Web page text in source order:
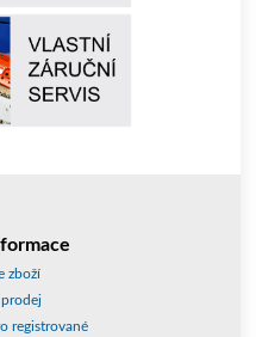
zboží
registrované